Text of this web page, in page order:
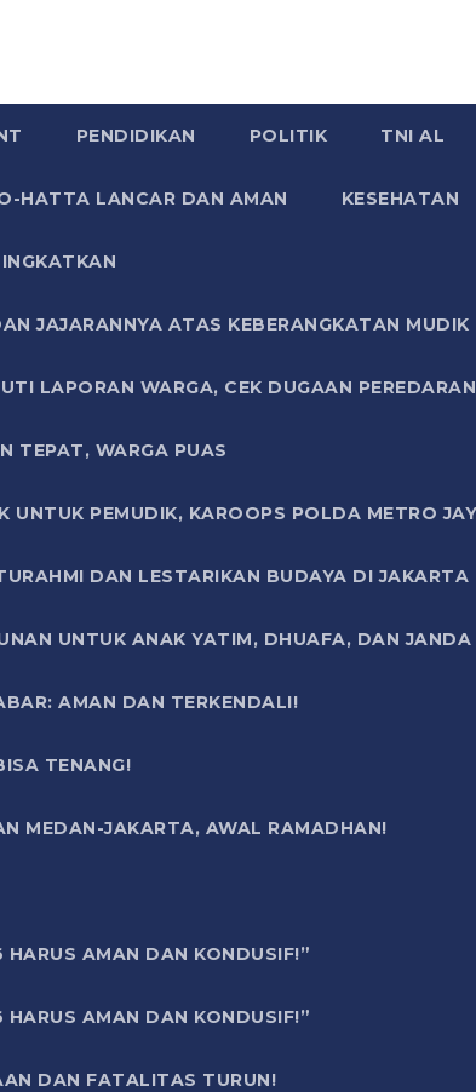
PENDIDIKAN POLITIK TNI AL
HATTA LANCAR DAN AMAN KESEHATAN
JAJARANNYA ATAS KEBERANGKATAN
LAPORAN WARGA, CEK DUGAAN
TEPAT, WARGA PUAS
UNTUK PEMUDIK, KAROOPS POLDA METRO
DAN LESTARIKAN BUDAYA DI JAKARTA
UNTUK ANAK YATIM, DHUAFA, DAN
AMAN DAN TERKENDALI!
TENANG!
MEDAN-JAKARTA, AWAL RAMADHAN!
AMAN DAN KONDUSIF!”
AMAN DAN KONDUSIF!”
DAN FATALITAS TURUN!